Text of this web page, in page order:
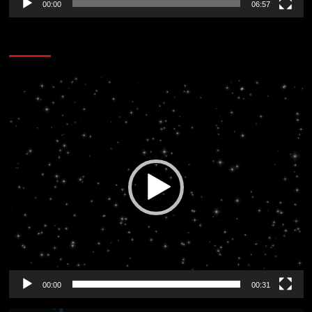
00:00 06:57
Reproductor
vídeo
00:00 00:31